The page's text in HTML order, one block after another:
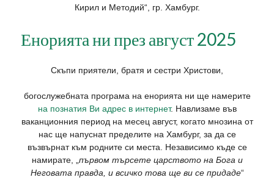
Кирил и Методий“, гр. Хамбург.
Енорията ни през август 2025
Скъпи приятели, братя и сестри Христови,
богослужебната програма на енорията ни ще намерите
на познатия Ви адрес в интернет. Навлизаме във
ваканционния период на месец август, когато мнозина от
нас ще напуснат пределите на Хамбург, за да се
възвърнат към родните си места. Независимо къде се
намирате, „първом търсете царството на Бога и
Неговата правда, и всичко това ще ви се придаде“